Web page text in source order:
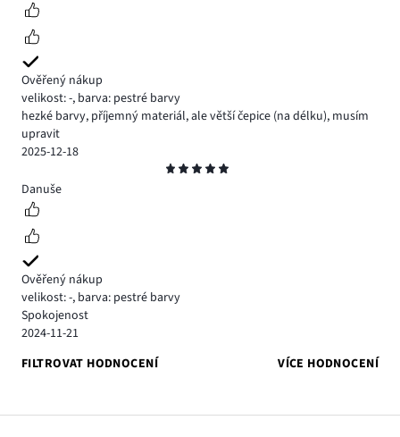
Ověřený nákup
velikost: -, barva: pestré barvy
hezké barvy, příjemný materiál, ale větší čepice (na délku), musím
upravit
2025-12-18
5
Danuše
Ověřený nákup
velikost: -, barva: pestré barvy
Spokojenost
2024-11-21
FILTROVAT HODNOCENÍ
VÍCE HODNOCENÍ